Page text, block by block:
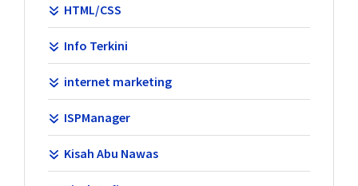
HTML/CSS
Info Terkini
internet marketing
ISPManager
Kisah Abu Nawas